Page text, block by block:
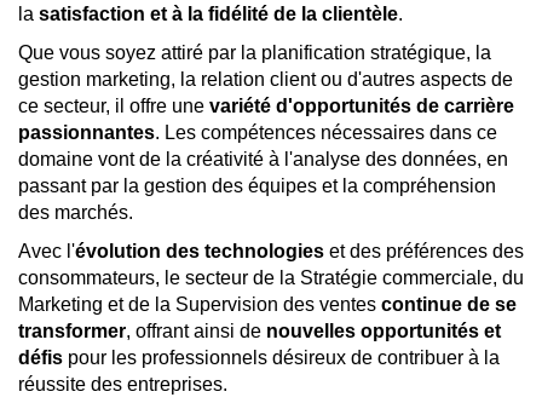
la satisfaction et à la fidélité de la clientèle.
Que vous soyez attiré par la planification stratégique, la
gestion marketing, la relation client ou d'autres aspects de
ce secteur, il offre une variété d'opportunités de carrière
passionnantes. Les compétences nécessaires dans ce
domaine vont de la créativité à l'analyse des données, en
passant par la gestion des équipes et la compréhension
des marchés.
Avec l'évolution des technologies et des préférences des
consommateurs, le secteur de la Stratégie commerciale, du
Marketing et de la Supervision des ventes continue de se
transformer, offrant ainsi de nouvelles opportunités et
défis pour les professionnels désireux de contribuer à la
réussite des entreprises.